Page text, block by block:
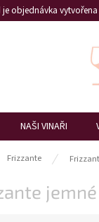
objednávka
NAŠI VINAŘI
Frizzante